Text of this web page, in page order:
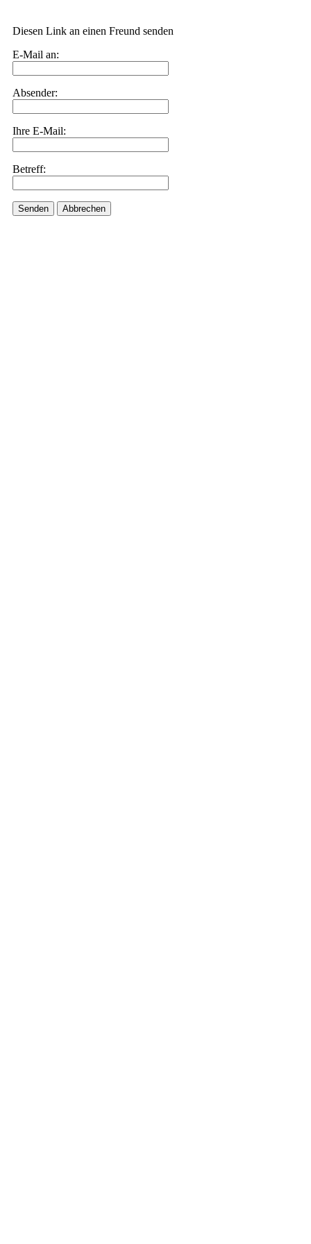
Diesen Link an einen Freund senden
E-Mail an:
Absender:
Ihre E-Mail:
Betreff:
Senden Abbrechen